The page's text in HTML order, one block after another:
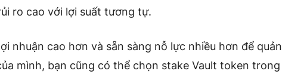
ro cao với lợi suất tương tự.
nhuận cao hơn và sẵn sàng nỗ lực nhiều hơn để quản
mình, bạn cũng có thể chọn stake Vault token trong